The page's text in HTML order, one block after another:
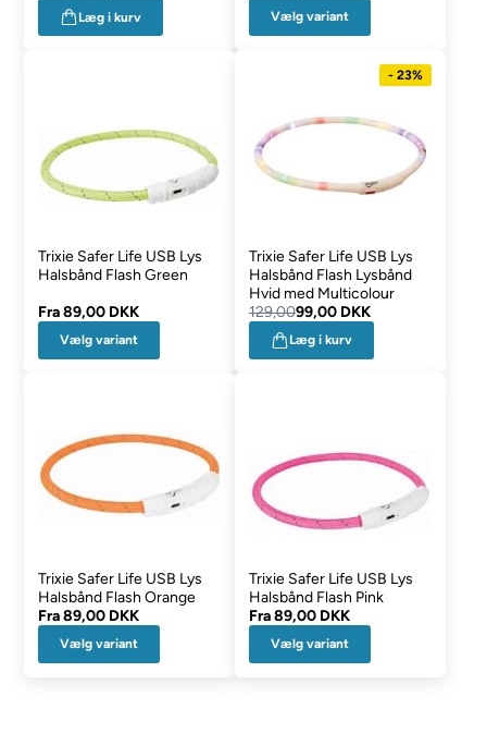
Læg i kurv Vælg variant
Trixie Safer Life USB Lys
Halsbånd Flash Green
Fra89,00 DKK
Vælg variant
- 23%
Trixie Safer Life USB Lys
Halsbånd Flash Lysbånd
Hvid med Multicolour
129,0099,00 DKK
Læg i kurv
Trixie Safer Life USB Lys
Halsbånd Flash Orange
Fra89,00 DKK
Vælg variant
Trixie Safer Life USB Lys
Halsbånd Flash Pink
Fra89,00 DKK
Vælg variant